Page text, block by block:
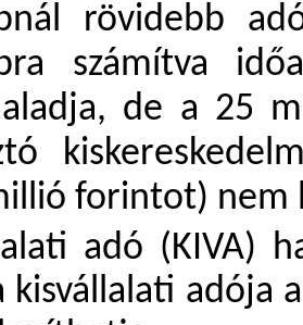
rövidebb
számítva
de a 25
forintot) nem
adó (KIVA)
kisvállalati adója